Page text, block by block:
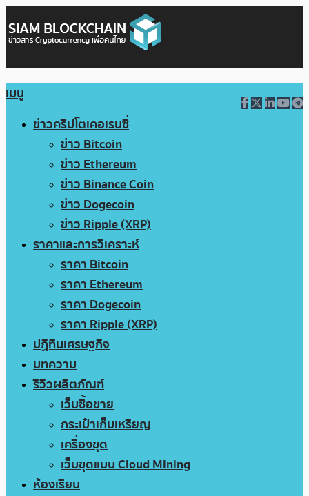
เมนู
ข่าวคริปโตเคอเรนซี่
ข่าว Bitcoin
ข่าว Ethereum
ข่าว Binance Coin
ข่าว Dogecoin
ข่าว Ripple (XRP)
ราคาและการวิเคราะห์
ราคา Bitcoin
ราคา Ethereum
ราคา Dogecoin
ราคา Ripple (XRP)
ปฏิทินเศรษฐกิจ
บทความ
รีวิวผลิตภัณฑ์
เว็บซื้อขาย
กระเป๋าเก็บเหรียญ
เครื่องขุด
เว็บขุดแบบ Cloud Mining
ห้องเรียน